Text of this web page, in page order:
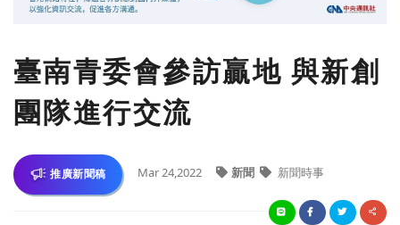
臺南青委會參訪贏地 與新創
團隊進行交流
推廣新聞稿 Mar 24,2022 新聞 新聞時事